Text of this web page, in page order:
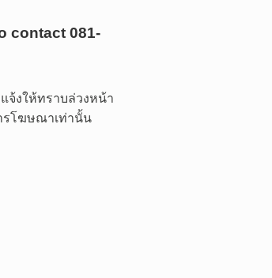
contact 081-
จ้งให้ทราบล่วงหน้า
รโฆษณาเท่านั้น